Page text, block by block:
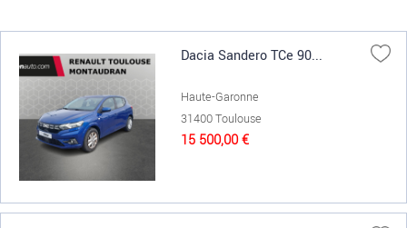
Dacia Sandero TCe 90...
Haute-Garonne
31400 Toulouse
15 500,00 €